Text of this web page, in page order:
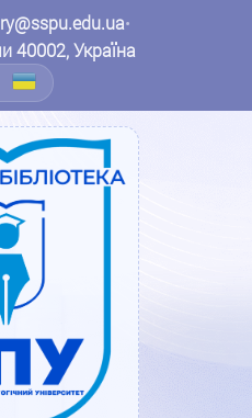
•
40002, Україна